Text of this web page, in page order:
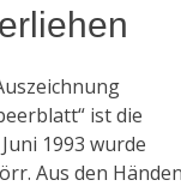
ist die
1993 wurde
Aus den Händen